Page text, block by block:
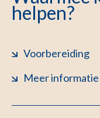
helpen?
Voorbereiding
Meer informatie